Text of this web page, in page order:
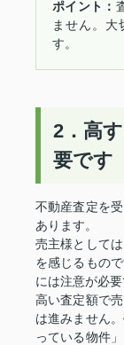
ポイント：
ません。
す。
2．高
要です
不動産査定を
あります。
売主様として
を感じるもの
には注意が必要
高い査定額で
は進みません
っている物件